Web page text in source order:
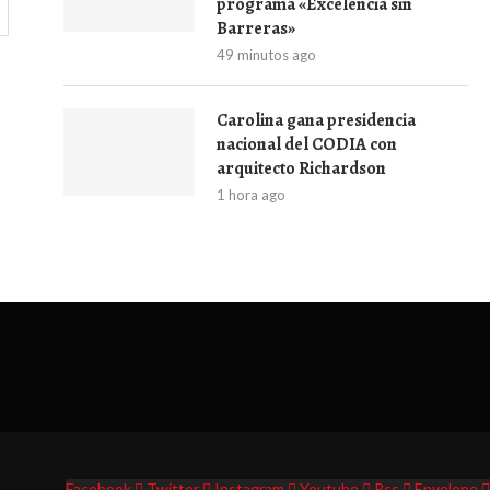
Barreras»
49 minutos ago
Carolina gana presidencia
nacional del CODIA con
arquitecto Richardson
1 hora ago